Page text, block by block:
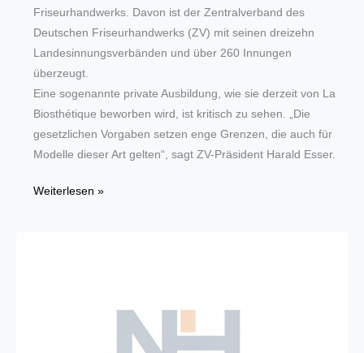
Friseurhandwerks. Davon ist der Zentralverband des
Deutschen Friseurhandwerks (ZV) mit seinen dreizehn
Landesinnungsverbänden und über 260 Innungen
überzeugt.
Eine sogenannte private Ausbildung, wie sie derzeit von La
Biosthétique beworben wird, ist kritisch zu sehen. „Die
gesetzlichen Vorgaben setzen enge Grenzen, die auch für
Modelle dieser Art gelten“, sagt ZV-Präsident Harald Esser.
Keine
Weiterlesen »